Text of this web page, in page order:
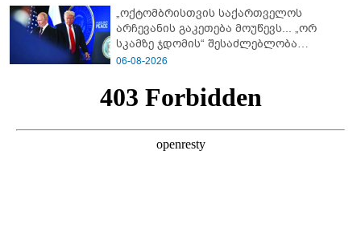
„ოქტომბრისთვის საქართველოს
არჩევანის გაკეთება მოუწევს... „ორ
სკამზე ჯდომის“ შესაძლებლობა
შეიძლება დასრულდეს“ - მირიან
06-08-2026